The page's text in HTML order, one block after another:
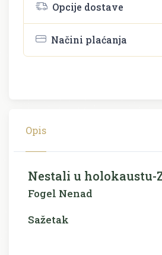
Opcije dostave
Načini plaćanja
Opis
Nestali u holokaustu-
Fogel Nenad
Sažetak